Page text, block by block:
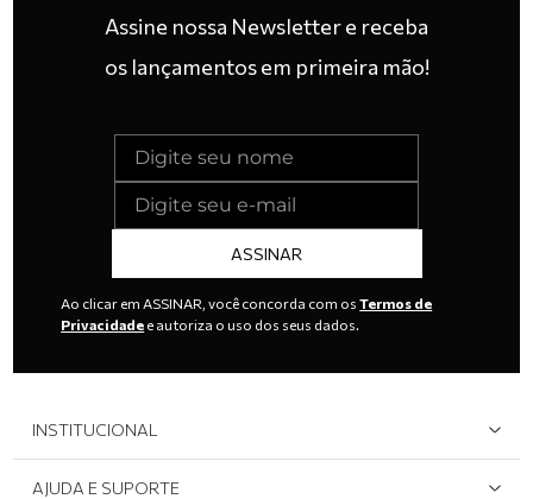
Assine nossa Newsletter e receba
os lançamentos em primeira mão!
ASSINAR
Ao clicar em ASSINAR, você concorda com osTermos de
Privacidade e autoriza o uso dos seus dados.
INSTITUCIONAL
AJUDA E SUPORTE